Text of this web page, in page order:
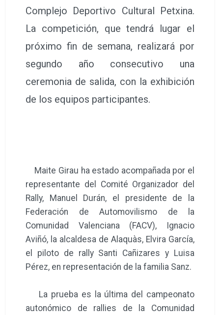
Complejo Deportivo Cultural Petxina.
La competición, que tendrá lugar el
próximo fin de semana, realizará por
segundo año consecutivo una
ceremonia de salida, con la exhibición
de los equipos participantes.
Maite Girau ha estado acompañada por el
representante del Comité Organizador del
Rally, Manuel Durán, el presidente de la
Federación de Automovilismo de la
Comunidad Valenciana (FACV), Ignacio
Aviñó, la alcaldesa de Alaquàs, Elvira García,
el piloto de rally Santi Cañizares y Luisa
Pérez, en representación de la familia Sanz.
La prueba es la última del campeonato
autonómico de rallies de la Comunidad